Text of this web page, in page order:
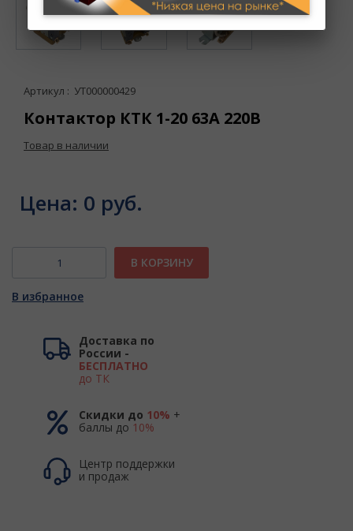
Артикул : УТ000000429
Контактор КТК 1-20 63А 220В
Товар в наличии
Цена: 0 руб.
В КОРЗИНУ
В избранное
Доставка по
России -
БЕСПЛАТНО
до ТК
Скидки до 10% +
баллы до 10%
Центр поддержки
и продаж